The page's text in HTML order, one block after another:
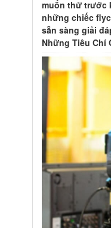
muốn thử trước
những chiếc
sẵn sàng giải
Những Tiêu Chí